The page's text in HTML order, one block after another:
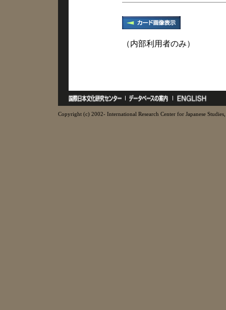
（内部利用者のみ）
Copyright (c) 2002- International Research Center for Japanese